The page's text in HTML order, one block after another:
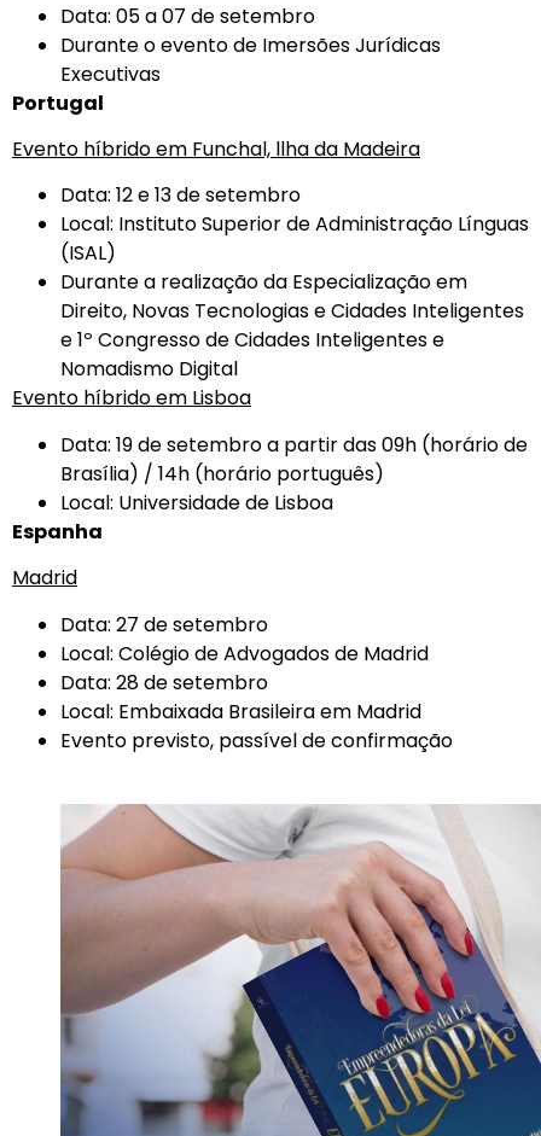
Data: 05 a 07 de setembro
Durante o evento de Imersões Jurídicas
Executivas
Portugal
Evento híbrido em Funchal, llha da Madeira
Data: 12 e 13 de setembro
Local: Instituto Superior de Administração Línguas
(ISAL)
Durante a realização da Especialização em
Direito, Novas Tecnologias e Cidades Inteligentes
e 1º Congresso de Cidades Inteligentes e
Nomadismo Digital
Evento híbrido em Lisboa
Data: 19 de setembro a partir das 09h (horário de
Brasília) / 14h (horário português)
Local: Universidade de Lisboa
Espanha
Madrid
Data: 27 de setembro
Local: Colégio de Advogados de Madrid
Data: 28 de setembro
Local: Embaixada Brasileira em Madrid
Evento previsto, passível de confirmação